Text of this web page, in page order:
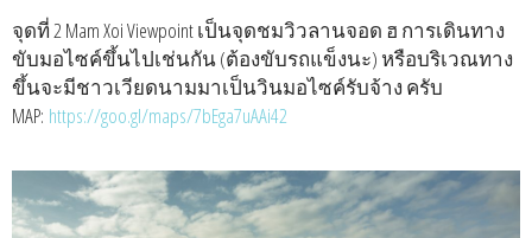
จุดที่ 2 Mam Xoi Viewpoint เป็นจุดชมวิวลานจอด ฮ การเดินทาง
ขับมอไซค์ขึ้นไปเช่นกัน (ต้องขับรถแข็งนะ) หรือบริเวณทาง
ขึ้นจะมีชาวเวียดนามมาเป็นวินมอไซค์รับจ้าง ครับ
MAP: https://goo.gl/maps/7bEga7uAAi42